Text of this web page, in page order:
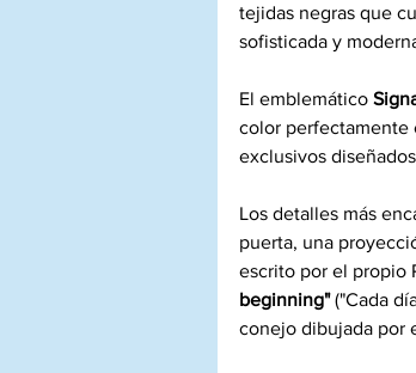
tejidas negras que
sofisticada y
El emblemático
color perfectamente
exclusivos
Los detalles más
puerta, una
escrito por el propio
beginning" ("Cada
conejo dibujada por